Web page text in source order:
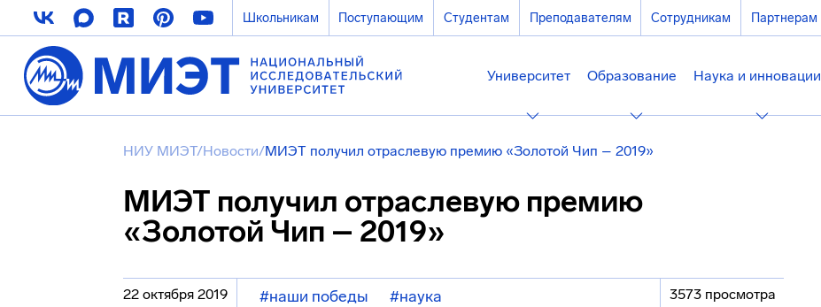
Школьникам Поступающим Студентам Преподавателям Сотрудникам Партнерам
Университет Образование Наука и инновации
НИУ МИЭТ/Новости/МИЭТ получил отраслевую премию «Золотой Чип – 2019»
МИЭТ получил отраслевую премию
«Золотой Чип – 2019»
22 октября 2019 #наши победы #наука 3573 просмотра